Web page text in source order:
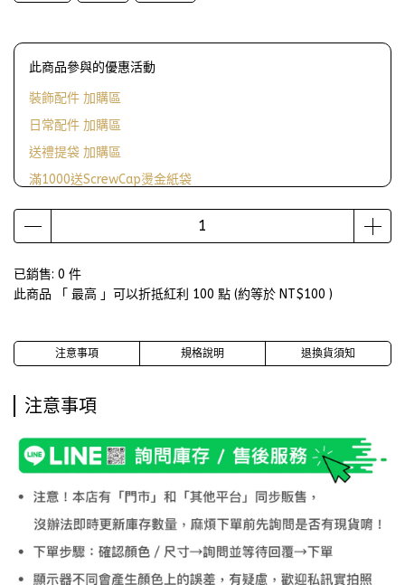
此商品參與的優惠活動
裝飾配件 加購區
日常配件 加購區
送禮提袋 加購區
滿1000送ScrewCap燙金紙袋
已銷售: 0 件
此商品 「 最高 」可以折抵紅利 100 點 (約等於 NT$100 )
注意事項 規格說明 退換貨須知
注意事項